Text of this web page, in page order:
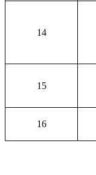
14
15
16